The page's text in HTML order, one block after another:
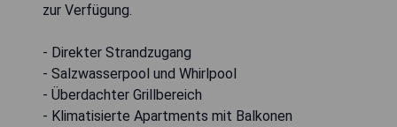
zur Verfügung.
- Direkter Strandzugang
- Salzwasserpool und Whirlpool
- Überdachter Grillbereich
- Klimatisierte Apartments mit Balkonen